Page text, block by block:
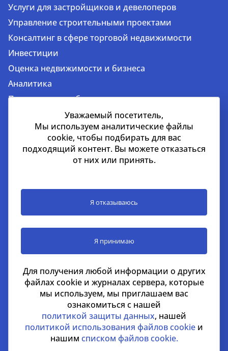
Услуги для застройщиков и девелоперов
Управление строительными проектами
Консалтинг в сфере торговой недвижимости
Инвестиции
Оценка недвижимости и бизнеса
Аналитика
Продажа и приобретение недвижимости
Аренда недвижимости
Дубай
+971 52 356 99 60
lead@nikoliers-global.com
Все права защищены
Информация, представленная на странице, носит
информативный характер и не является
распространителем рекламных материалов
Политика конфиденциальности
Уважаемый посетитель,
Мы используем аналитические файлы
cookie, чтобы подбирать для вас
подходящий контент. Вы можете отказаться
от них или принять.
Я отказываюсь
Я принимаю
Для получения любой информации о других
файлах cookie и журналах сервера, которые
мы используем, мы приглашаем вас
ознакомиться с нашей
политикой защиты данных, нашей
политикой использования файлов cookie и
нашим списком файлов cookie.